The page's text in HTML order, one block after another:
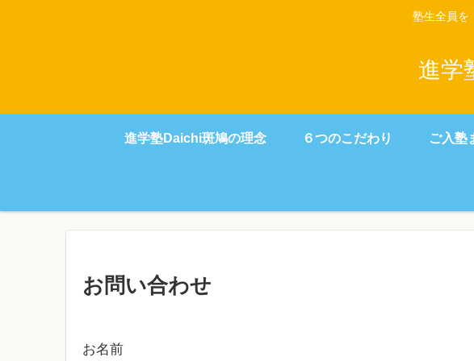
塾生全員を
進学
進学塾Daichi斑鳩の理念 ６つのこだわり ご入塾
お問い合わせ
お名前